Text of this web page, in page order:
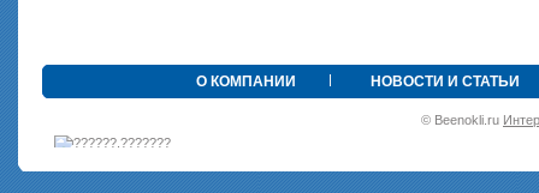
О КОМПАНИИ НОВОСТИ И СТАТЬИ
© Beenokli.ru
•